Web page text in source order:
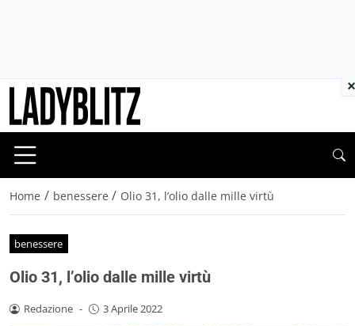
Home / benessere / Olio 31, l’olio dalle mille virtù
benessere
Olio 31, l’olio dalle mille virtù
Redazione - 3 Aprile 2022
×